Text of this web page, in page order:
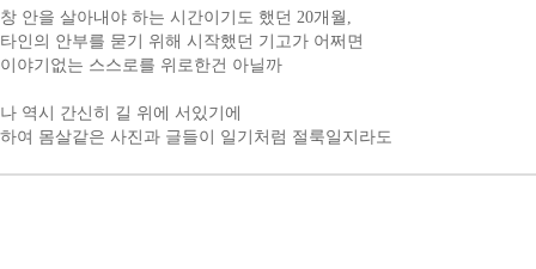
창 안을 살아내야 하는 시간이기도 했던 20개월,
타인의 안부를 묻기 위해 시작했던 기고가 어쩌면
이야기없는 스스로를 위로한건 아닐까
나 역시 간신히 길 위에 서있기에
하여 몸살같은 사진과 글들이 일기처럼 절룩일지라도